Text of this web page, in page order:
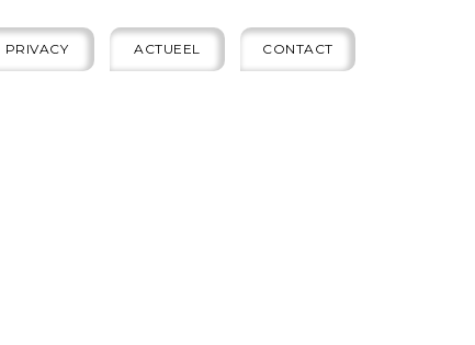
PRIVACY ACTUEEL CONTACT